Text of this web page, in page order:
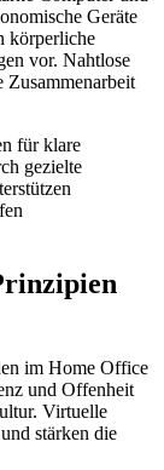
Geräte
körperliche
vor. Nahtlose
für klare
gezielte
im Home Office
und Offenheit
Virtuelle
stärken die